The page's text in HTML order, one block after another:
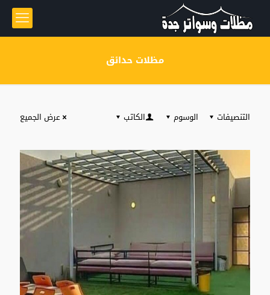
مظلات حدائق
التنصيفات الوسوم الكاتب عرض الجميع